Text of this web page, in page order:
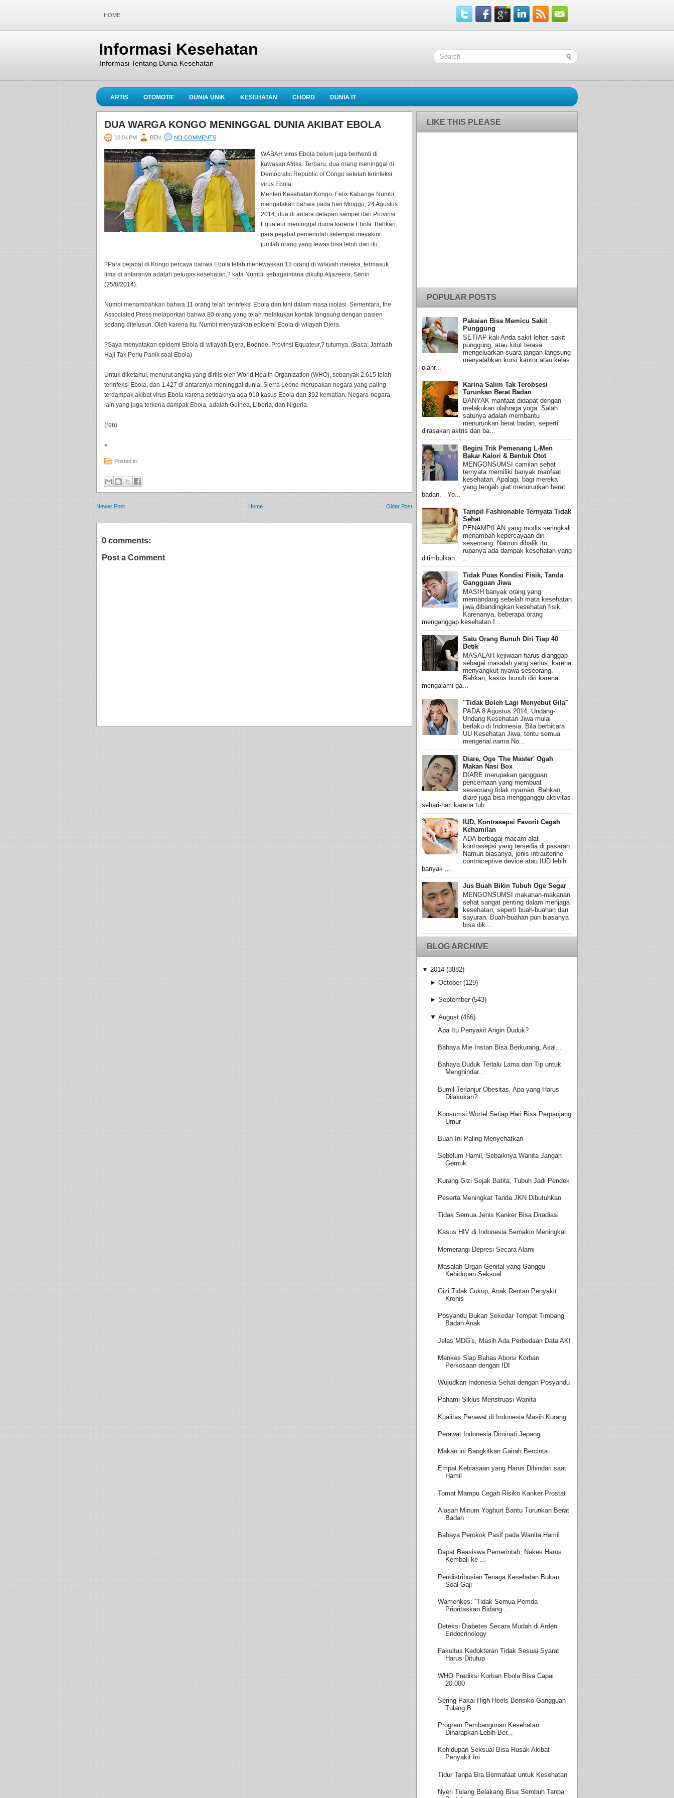
HOME
Informasi Kesehatan
Informasi Tentang Dunia Kesehatan
ARTIS OTOMOTIF DUNIA UNIK KESEHATAN CHORD DUNIA IT
DUA WARGA KONGO MENINGGAL DUNIA AKIBAT EBOLA
10:04 PM BEN NO COMMENTS
WABAH virus Ebola belum juga berhenti di
kawasan Afrika. Terbaru, dua orang meninggal di
Democratic Republic of Congo setelah terinfeksi
virus Ebola.
Menteri Kesehatan Kongo, Felix Kabange Numbi,
mengatakan bahwa pada hari Minggu, 24 Agustus
2014, dua di antara delapan sampel dari Provinsi
Equateur meninggal dunia karena Ebola. Bahkan,
para pejabat pemerintah setempat meyakini
jumlah orang yang tewas bisa lebih dari itu.
?Para pejabat di Kongo percaya bahwa Ebola telah menewaskan 13 orang di wilayah mereka, termasuk
lima di antaranya adalah petugas kesehatan,? kata Numbi, sebagaimana dikutip Aljazeera, Senin
(25/8/2014).
Numbi menambahkan bahwa 11 orang telah terinfeksi Ebola dan kini dalam masa isolasi. Sementara, the
Associated Press melaporkan bahwa 80 orang yang telah melakukan kontak langsung dengan pasien
sedang ditelusuri. Oleh karena itu, Numbi menyatakan epidemi Ebola di wilayah Djera.
?Saya menyatakan epidemi Ebola di wilayah Djera, Boende, Provinsi Equateur,? tuturnya. (Baca: Jamaah
Haji Tak Perlu Panik soal Ebola)
Untuk diketahui, menurut angka yang dirilis oleh World Health Organization (WHO), sebanyak 2.615 telah
terinfeksi Ebola, dan 1.427 di antaranya meninggal dunia. Sierra Leone merupakan negara yang paling
terdampak akibat virus Ebola karena setidaknya ada 910 kasus Ebola dan 392 kematian. Negara-negara
lain yang juga terkena dampak Ebola, adalah Guinea, Liberia, dan Nigeria.
(ren)
»
Posted in:
Newer Post Older Post
Home
0 comments:
Post a Comment
LIKE THIS PLEASE
POPULAR POSTS
Pakaian Bisa Memicu Sakit
Punggung
SETIAP kali Anda sakit leher, sakit
punggung, atau lutut terasa
mengeluarkan suara jangan langsung
menyalahkan kursi kantor atau kelas
olahr...
Karina Salim Tak Terobsesi
Turunkan Berat Badan
BANYAK manfaat didapat dengan
melakukan olahraga yoga. Salah
satunya adalah membantu
menurunkan berat badan, seperti
dirasakan aktris dan ba...
Begini Trik Pemenang L-Men
Bakar Kalori & Bentuk Otot
MENGONSUMSI camilan sehat
ternyata memiliki banyak manfaat
kesehatan. Apalagi, bagi mereka
yang tengah giat menurunkan berat
badan. Yo...
Tampil Fashionable Ternyata Tidak
Sehat
PENAMPILAN yang modis seringkali
menambah kepercayaan diri
seseorang. Namun dibalik itu,
rupanya ada dampak kesehatan yang
ditimbulkan. ...
Tidak Puas Kondisi Fisik, Tanda
Gangguan Jiwa
MASIH banyak orang yang
memandang sebelah mata kesehatan
jiwa dibandingkan kesehatan fisik.
Karenanya, beberapa orang
menganggap kesehatan f...
Satu Orang Bunuh Diri Tiap 40
Detik
MASALAH kejiwaan harus dianggap
sebagai masalah yang serius, karena
menyangkut nyawa seseorang.
Bahkan, kasus bunuh diri karena
mengalami ga...
''Tidak Boleh Lagi Menyebut Gila''
PADA 8 Agustus 2014, Undang-
Undang Kesehatan Jiwa mulai
berlaku di Indonesia. Bila berbicara
UU Kesehatan Jiwa, tentu semua
mengenal nama No...
Diare, Oge 'The Master' Ogah
Makan Nasi Box
DIARE merupakan gangguan
pencernaan yang membuat
seseorang tidak nyaman. Bahkan,
diare juga bisa mengganggu aktivitas
sehari-hari karena tub...
IUD, Kontrasepsi Favorit Cegah
Kehamilan
ADA berbagai macam alat
kontrasepsi yang tersedia di pasaran.
Namun biasanya, jenis intrauterine
contraceptive device atau IUD lebih
banyak ...
Jus Buah Bikin Tubuh Oge Segar
MENGONSUMSI makanan-makanan
sehat sangat penting dalam menjaga
kesehatan, seperti buah-buahan dan
sayuran. Buah-buahan pun biasanya
bisa dik...
BLOG ARCHIVE
▼ 2014 (3882)
► October (129)
► September (543)
▼ August (466)
Apa Itu Penyakit Angin Duduk?
Bahaya Mie Instan Bisa Berkurang, Asal...
Bahaya Duduk Terlalu Lama dan Tip untuk
Menghindar...
Bumil Terlanjur Obesitas, Apa yang Harus
Dilakukan?
Konsumsi Wortel Setiap Hari Bisa Perpanjang
Umur
Buah Ini Paling Menyehatkan
Sebelum Hamil, Sebaiknya Wanita Jangan
Gemuk
Kurang Gizi Sejak Batita, Tubuh Jadi Pendek
Peserta Meningkat Tanda JKN Dibutuhkan
Tidak Semua Jenis Kanker Bisa Diradiasi
Kasus HIV di Indonesia Semakin Meningkat
Memerangi Depresi Secara Alami
Masalah Organ Genital yang Ganggu
Kehidupan Seksual
Gizi Tidak Cukup, Anak Rentan Penyakit
Kronis
Posyandu Bukan Sekedar Tempat Timbang
Badan Anak
Jelas MDG's, Masih Ada Perbedaan Data AKI
Menkes Siap Bahas Aborsi Korban
Perkosaan dengan IDI
Wujudkan Indonesia Sehat dengan Posyandu
Pahami Siklus Menstruasi Wanita
Kualitas Perawat di Indonesia Masih Kurang
Perawat Indonesia Diminati Jepang
Makan ini Bangkitkan Gairah Bercinta
Empat Kebiasaan yang Harus Dihindari saat
Hamil
Tomat Mampu Cegah Risiko Kanker Prostat
Alasan Minum Yoghurt Bantu Turunkan Berat
Badan
Bahaya Perokok Pasif pada Wanita Hamil
Dapat Beasiswa Pemerintah, Nakes Harus
Kembali ke ...
Pendistribusian Tenaga Kesehatan Bukan
Soal Gaji
Wamenkes: ''Tidak Semua Pemda
Prioritaskan Bidang ...
Deteksi Diabetes Secara Mudah di Arden
Endocrinology
Fakultas Kedokteran Tidak Sesuai Syarat
Harus Ditutup
WHO Prediksi Korban Ebola Bisa Capai
20.000
Sering Pakai High Heels Berisiko Gangguan
Tulang B...
Program Pembangunan Kesehatan
Diharapkan Lebih Ber...
Kehidupan Seksual Bisa Rusak Akibat
Penyakit Ini
Tidur Tanpa Bra Bermafaat untuk Kesehatan
Nyeri Tulang Belakang Bisa Sembuh Tanpa